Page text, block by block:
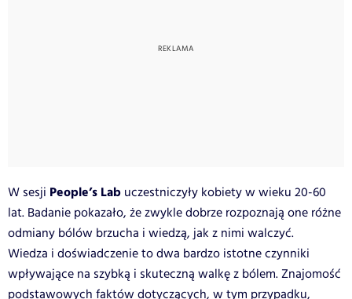
W sesji People’s Lab uczestniczyły kobiety w wieku 20-60
lat. Badanie pokazało, że zwykle dobrze rozpoznają one różne
odmiany bólów brzucha i wiedzą, jak z nimi walczyć.
Wiedza i doświadczenie to dwa bardzo istotne czynniki
wpływające na szybką i skuteczną walkę z bólem. Znajomość
podstawowych faktów dotyczących, w tym przypadku,